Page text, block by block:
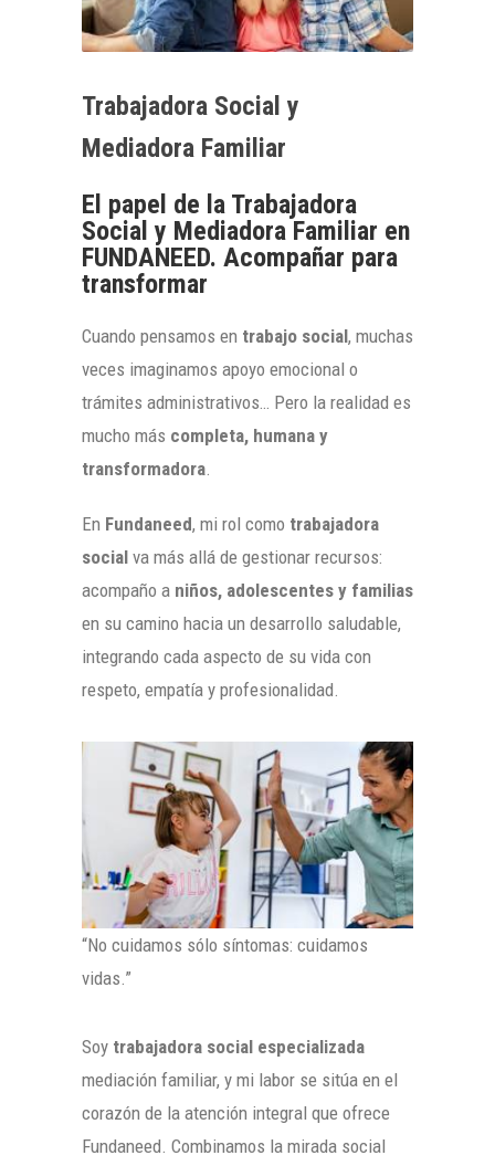
Trabajadora Social y
Mediadora Familiar
El papel de la Trabajadora
Social y Mediadora Familiar en
FUNDANEED. Acompañar para
transformar
Cuando pensamos en trabajo social, muchas
veces imaginamos apoyo emocional o
trámites administrativos… Pero la realidad es
mucho más completa, humana y
transformadora
En Fundaneed, mi rol como trabajadora
social va más allá de gestionar recursos:
acompaño a niños, adolescentes y familias
en su camino hacia un desarrollo saludable,
integrando cada aspecto de su vida con
respeto, empatía y profesionalidad.
“No cuidamos sólo síntomas: cuidamos
vidas.”
Soy trabajadora social especializada
mediación familiar, y mi labor se sitúa en el
corazón de la atención integral que ofrece
Fundaneed. Combinamos la mirada social